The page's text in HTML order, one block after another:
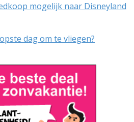
mogelijk naar Disneyland
dag om te vliegen?